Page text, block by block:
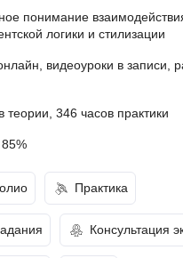
понимание
логики и стилизации
видеоуроки в записи,
теории, 346 часов практики
85%
Практика
Консультация